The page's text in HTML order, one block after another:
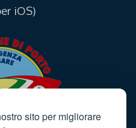
sito per migliorare
iOS)